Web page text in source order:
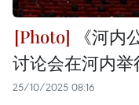
《河内
讨论会在河内举
25/10/2025 08:16